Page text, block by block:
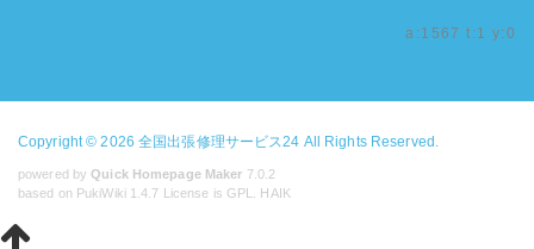
a:1567 t:1 y:0
Copyright © 2026全国出張修理サービス24 All Rights Reserved.
powered byQuick Homepage Maker 7.0.2
based on PukiWiki 1.4.7 License is GPL. HAIK